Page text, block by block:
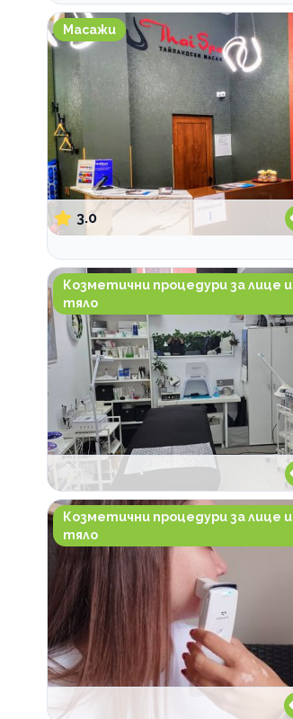
Thai SPA The Mall
Масажи
3.0
D&K Face beauty studio
Козметични процедури за лице и
тяло
FX Studio Салон за красота
Козметични процедури за лице и
тяло